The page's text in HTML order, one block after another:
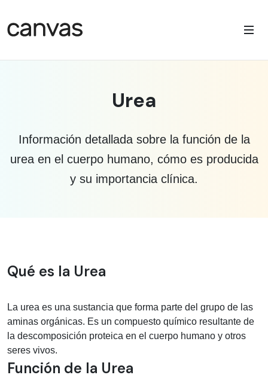
Urea
Información detallada sobre la función de la
urea en el cuerpo humano, cómo es producida
y su importancia clínica.
Información médica sobre Urea
Qué es la Urea
La urea es una sustancia que forma parte del grupo de las
aminas orgánicas. Es un compuesto químico resultante de
la descomposición proteica en el cuerpo humano y otros
seres vivos.
Función de la Urea